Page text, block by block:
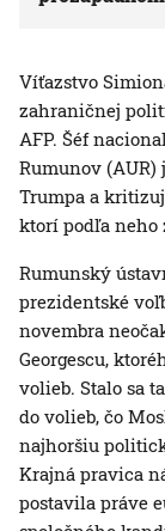
Víťazstvo
zahraničnej
AFP. Šéf
Rumunov (AUR)
Trumpa a
ktorí podľa neho
Rumunský
prezidentské
novembra
Georgescu,
volieb. Stalo sa
do volieb, čo
najhoršiu
Krajná pravica
postavila práve